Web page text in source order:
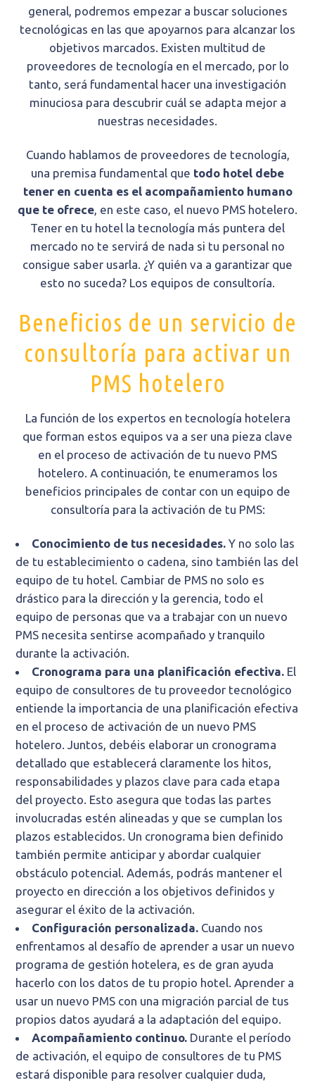
general, podremos empezar a buscar soluciones
tecnológicas en las que apoyarnos para alcanzar los
objetivos marcados. Existen multitud de
proveedores de tecnología en el mercado, por lo
tanto, será fundamental hacer una investigación
minuciosa para descubrir cuál se adapta mejor a
nuestras necesidades.
Cuando hablamos de proveedores de tecnología,
una premisa fundamental que todo hotel debe
tener en cuenta es el acompañamiento humano
que te ofrece , en este caso, el nuevo PMS hotelero.
Tener en tu hotel la tecnología más puntera del
mercado no te servirá de nada si tu personal no
consigue saber usarla. ¿Y quién va a garantizar que
esto no suceda? Los equipos de consultoría.
Beneficios de un servicio de
consultoría para activar un
PMS hotelero
La función de los expertos en tecnología hotelera
que forman estos equipos va a ser una pieza clave
en el proceso de activación de tu nuevo PMS
hotelero. A continuación, te enumeramos los
beneficios principales de contar con un equipo de
consultoría para la activación de tu PMS:
Conocimiento de tus necesidades. Y no solo las
de tu establecimiento o cadena, sino también las del
equipo de tu hotel. Cambiar de PMS no solo es
drástico para la dirección y la gerencia, todo el
equipo de personas que va a trabajar con un nuevo
PMS necesita sentirse acompañado y tranquilo
durante la activación.
Cronograma para una planificación efectiva. El
equipo de consultores de tu proveedor tecnológico
entiende la importancia de una planificación efectiva
en el proceso de activación de un nuevo PMS
hotelero. Juntos, debéis elaborar un cronograma
detallado que establecerá claramente los hitos,
responsabilidades y plazos clave para cada etapa
del proyecto. Esto asegura que todas las partes
involucradas estén alineadas y que se cumplan los
plazos establecidos. Un cronograma bien definido
también permite anticipar y abordar cualquier
obstáculo potencial. Además, podrás mantener el
proyecto en dirección a los objetivos definidos y
asegurar el éxito de la activación.
Configuración personalizada. Cuando nos
enfrentamos al desafío de aprender a usar un nuevo
programa de gestión hotelera, es de gran ayuda
hacerlo con los datos de tu propio hotel. Aprender a
usar un nuevo PMS con una migración parcial de tus
propios datos ayudará a la adaptación del equipo.
Acompañamiento continuo. Durante el período
de activación, el equipo de consultores de tu PMS
estará disponible para resolver cualquier duda,